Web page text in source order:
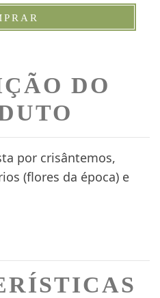
DO
por crisântemos,
(flores da época) e